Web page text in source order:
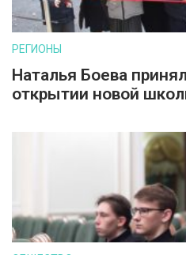
РЕГИОНЫ
Наталья Боева
открытии новой